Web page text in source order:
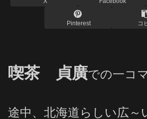
Pinterest コ
喫茶 貞廣での一コマ
途中、北海道らしい広～